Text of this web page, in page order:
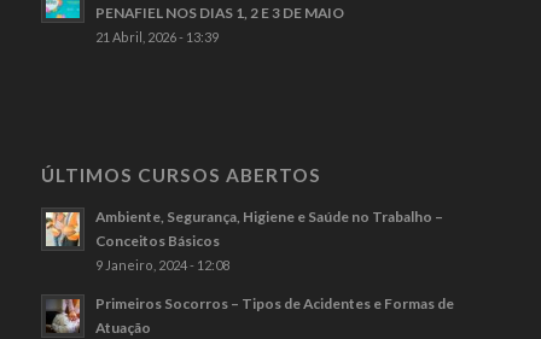
PENAFIEL NOS DIAS 1, 2 E 3 DE MAIO
21 Abril, 2026 - 13:39
ÚLTIMOS CURSOS ABERTOS
Ambiente, Segurança, Higiene e Saúde no Trabalho –
Conceitos Básicos
9 Janeiro, 2024 - 12:08
Primeiros Socorros – Tipos de Acidentes e Formas de
Atuação